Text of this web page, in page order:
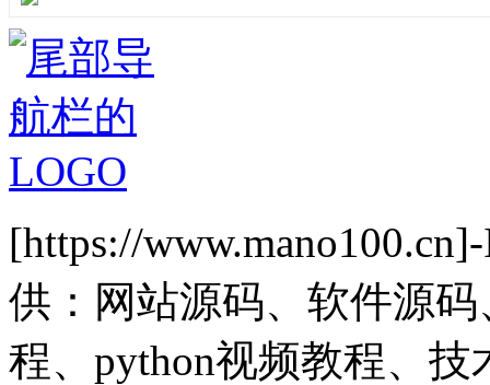
[https://
供：网站源码、软件源
程、python视频教程、